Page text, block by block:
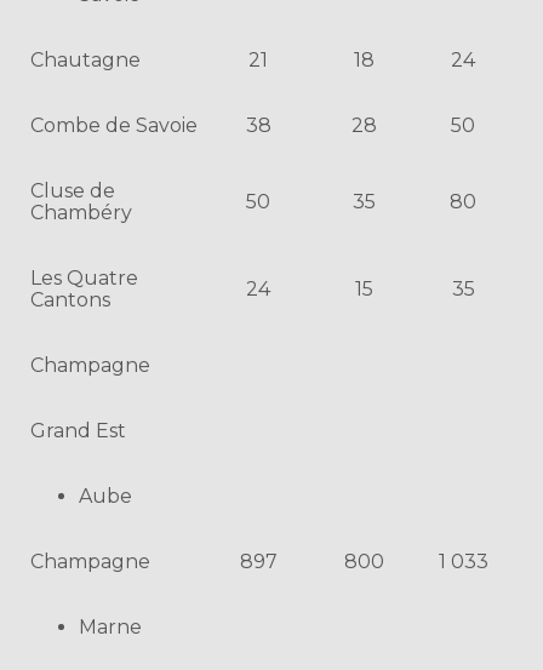
Chautagne 21 18 24
Combe de Savoie 38 28 50
Cluse de
Chambéry
50 35 80
Les Quatre
Cantons
24 15 35
Champagne
Grand Est
Aube
Champagne 897 800 1 033
Marne